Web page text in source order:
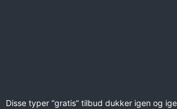
Disse typer “gratis” tilbud dukker igen og